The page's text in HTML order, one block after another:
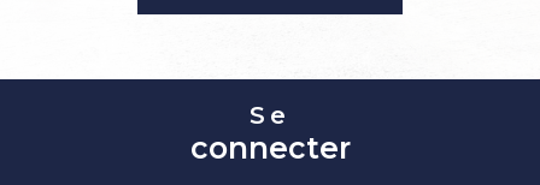
Se
connecter